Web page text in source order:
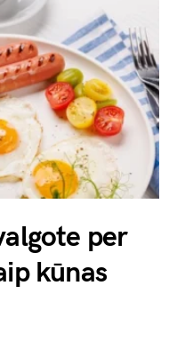
per
kūnas